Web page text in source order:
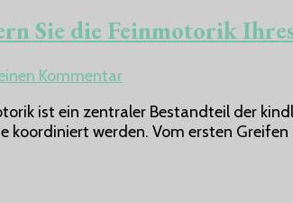
Sie die Feinmotorik
Kommentarzu
Hände,
große
ist ein zentraler Bestandteil der
werden. Vom ersten